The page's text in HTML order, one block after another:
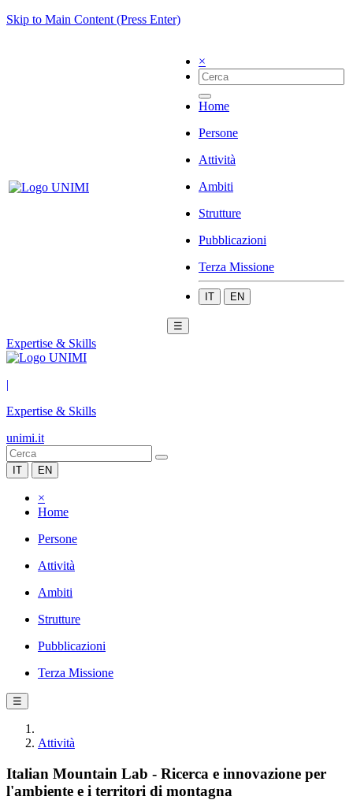
Skip to Main Content (Press Enter)
×
Home
Persone
Attività
Ambiti
Strutture
Pubblicazioni
Terza Missione
IT EN
☰
Expertise & Skills
|
Expertise & Skills
unimi.it
IT EN
×
Home
Persone
Attività
Ambiti
Strutture
Pubblicazioni
Terza Missione
☰
Attività
Italian Mountain Lab - Ricerca e innovazione per
l'ambiente e i territori di montagna